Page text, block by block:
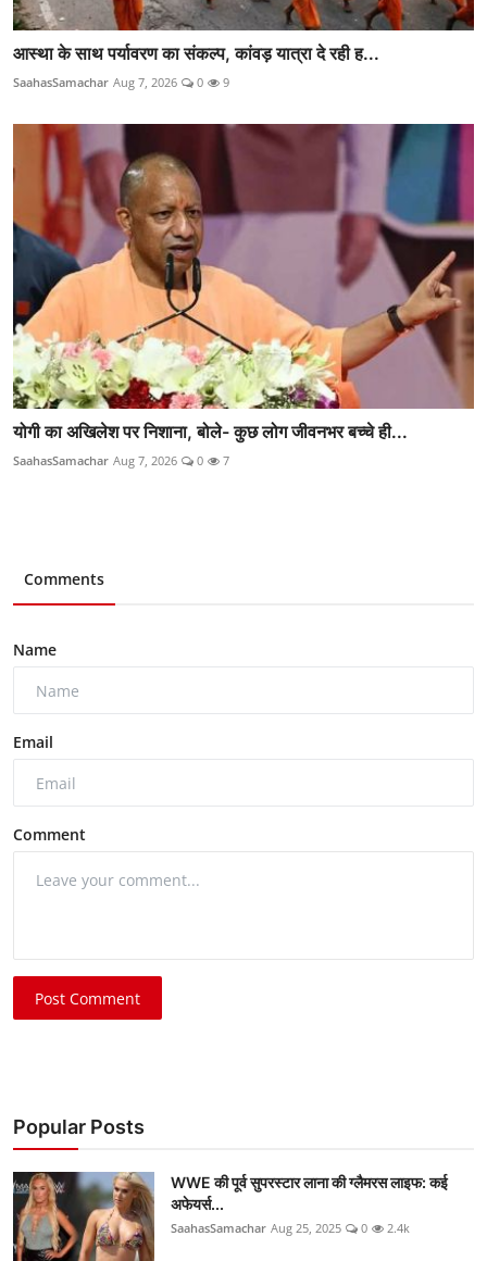
आस्था के साथ पर्यावरण का संकल्प, कांवड़ यात्रा दे रही ह...
SaahasSamachar Aug 7, 2026 0 9
योगी का अखिलेश पर निशाना, बोले- कुछ लोग जीवनभर बच्चे ही...
SaahasSamachar Aug 7, 2026 0 7
Comments
Name
Email
Comment
Post Comment
Popular Posts
WWE की पूर्व सुपरस्टार लाना की ग्लैमरस लाइफ: कई
अफेयर्स...
SaahasSamachar Aug 25, 2025 0 2.4k